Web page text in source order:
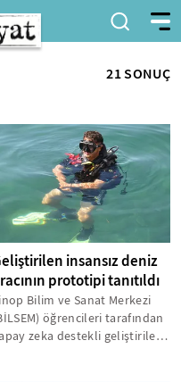
21 SONUÇ
insansız deniz
prototipi tanıtıldı
Bilim ve Sanat Merkezi
öğrencileri tarafından
zeka destekli geliştirilen